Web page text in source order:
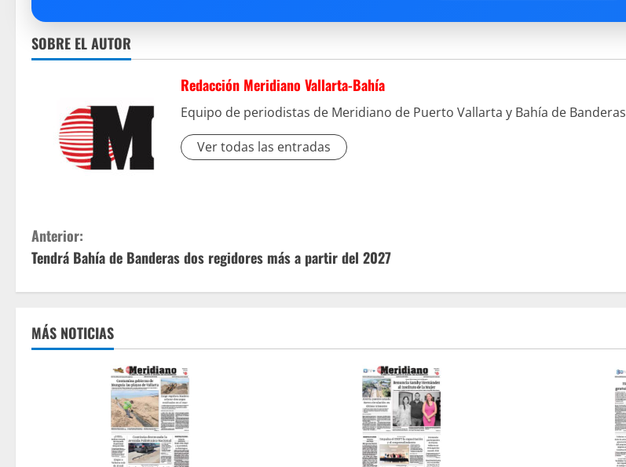
SOBRE EL AUTOR
Redacción Meridiano Vallarta-Bahía
Equipo de periodistas de Meridiano de Puerto Vallarta y Bahía de Banderas
Ver todas las entradas
S
i
g
u
Anterior:
Tendrá Bahía de Banderas dos regidores más a partir del 2027
MÁS NOTICIAS